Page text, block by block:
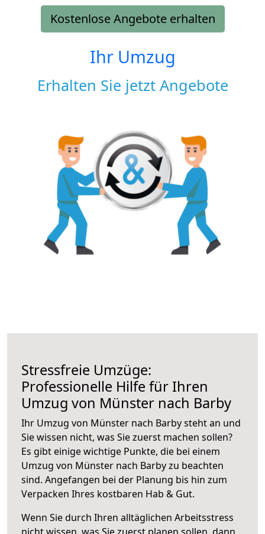
Kostenlose Angebote erhalten
Ihr Umzug
Erhalten Sie jetzt Angebote
Stressfreie Umzüge:
Professionelle Hilfe für Ihren
Umzug von Münster nach Barby
Ihr Umzug von Münster nach Barby steht an und
Sie wissen nicht, was Sie zuerst machen sollen?
Es gibt einige wichtige Punkte, die bei einem
Umzug von Münster nach Barby zu beachten
sind. Angefangen bei der Planung bis hin zum
Verpacken Ihres kostbaren Hab & Gut.
Wenn Sie durch Ihren alltäglichen Arbeitsstress